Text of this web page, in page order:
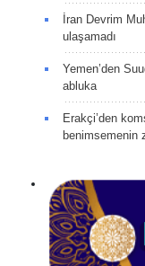
İran Devrim
ulaşamadı
Yemen’den
abluka
Erakçi’den
benimsemenin